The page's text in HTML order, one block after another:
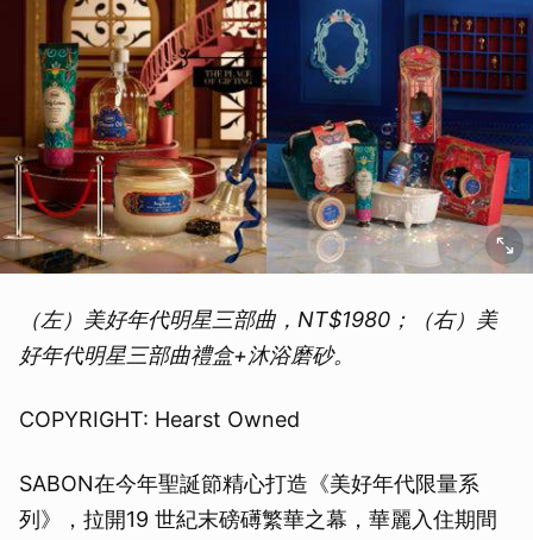
（左）美好年代明星三部曲，NT$1980；（右）美
好年代明星三部曲禮盒+沐浴磨砂。
COPYRIGHT: Hearst Owned
SABON在今年聖誕節精心打造《美好年代限量系
列》，拉開19 世紀末磅礡繁華之幕，華麗入住期間